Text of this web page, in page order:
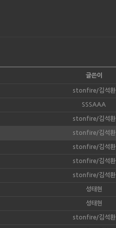
글쓴이
stonfire/김석환
SSSAAA
stonfire/김석환
stonfire/김석환
stonfire/김석환
stonfire/김석환
stonfire/김석환
성태현
성태현
stonfire/김석환